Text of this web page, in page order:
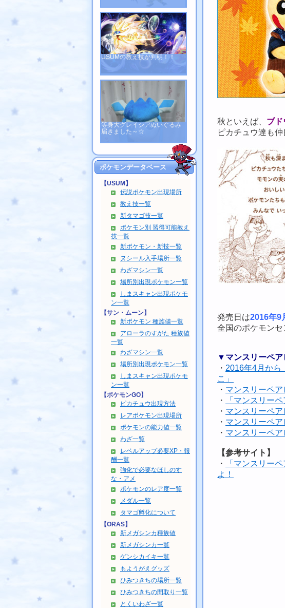
USUMの教え技が判明！！
等身大グレイシアぬいぐるみ
届きました～☆
ポケモンデータベース
【USUM】
伝説ポケモン出現場所
教え技一覧
新タマゴ技一覧
ポケモン別 習得可能教え
技一覧
新ポケモン・新技一覧
ヌシール入手場所一覧
わざマシン一覧
場所別出現ポケモン一覧
しまスキャン出現ポケモ
ン一覧
【サン・ムーン】
新ポケモン 種族値一覧
アローラのすがた 種族値
一覧
わざマシン一覧
場所別出現ポケモン一覧
しまスキャン出現ポケモ
ン一覧
【ポケモンGO】
ピカチュウ出現方法
レアポケモン出現場所
ポケモンの能力値一覧
わざ一覧
レベルアップ必要XP・報
酬一覧
強化で必要なほしのす
な・アメ
ポケモンのレア度一覧
メダル一覧
タマゴ孵化について
【ORAS】
新メガシンカ種族値
新メガシンカ一覧
ゲンシカイキ一覧
もようがえグッズ
ひみつきちの場所一覧
ひみつきちの間取り一覧
とくいわざ一覧
秋といえば、 ブド
ピカチュウ達も仲
発売日は2016年9
全国のポケモンセ
▼マンスリーペ
・ 2016年4月から
こ」
・ マンスリーペ
・
「マンスリー
・ マンスリーペ
・ マンスリーペ
・ マンスリーペ
【参考サイト】
・
「マンスリー
よ！